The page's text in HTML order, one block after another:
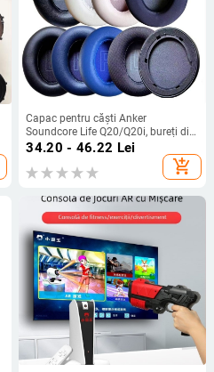
Capac pentru căști Anker
Soundcore Life Q20/Q20i, bureți din
piele proteică, montaj ușor
34.20 - 46.22 Lei
add_shopping_cart